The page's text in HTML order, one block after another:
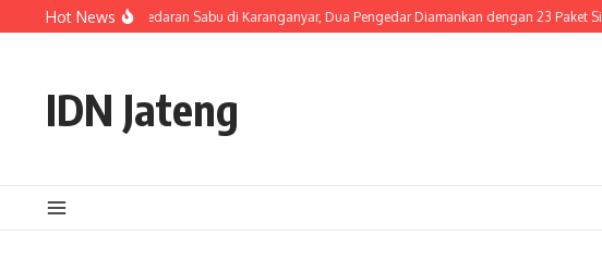
Skip to content
Hot News
Ungkap Peredaran Sabu di Karanganyar, Dua Pengedar Diamankan dengan 23 Paket Siap Edar
IDN Jateng